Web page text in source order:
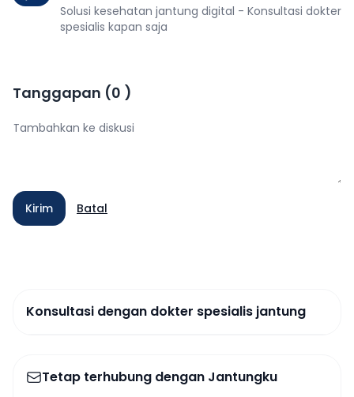
Solusi kesehatan jantung digital - Konsultasi dokter
spesialis kapan saja
Tanggapan (0 )
Kirim Batal
Konsultasi dengan dokter spesialis jantung
Tetap terhubung dengan Jantungku